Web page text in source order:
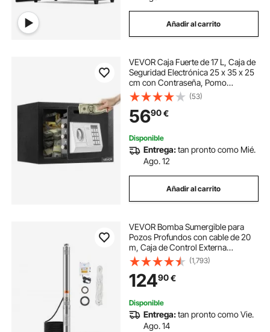
Añadir al carrito
VEVOR Caja Fuerte de 17 L, Caja de
Seguridad Electrónica 25 x 35 x 25
cm con Contraseña, Pomo
Giratorio, Ranura Frontal
Bloqueable y 2 Llaves, para
Efectivo, Joyas, Documentos y
Facturas, Negro
(53)
5690€
Disponible
Entrega:tan pronto como Mié.
Ago. 12
Añadir al carrito
VEVOR Bomba Sumergible para
Pozos Profundos con cable de 20
m, Caja de Control Externa
Potencia de Entrada 910 W Caudal
de 100 L/min, Altura de Elevación de
53 m para Riego Industrial y Uso
Doméstico
(1,793)
12490€
Disponible
Entrega:tan pronto como Vie.
Ago. 14